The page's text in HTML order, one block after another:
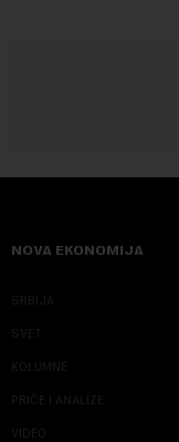
NOVA EKONOMIJA
SRBIJA
SVET
KOLUMNE
PRIČE I ANALIZE
VIDEO